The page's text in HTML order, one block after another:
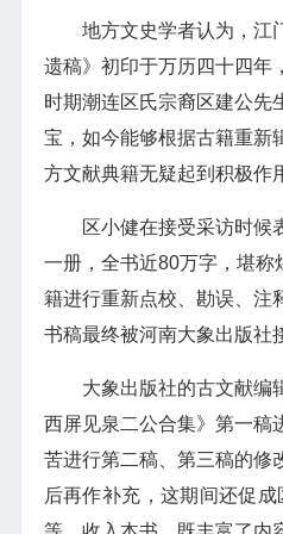
地方文史学者认为，江
遗稿》初印于万历四十四年
时期潮连区氏宗裔区建公先
宝，如今能够根据古籍重新
方文献典籍无疑起到积极作
区小健在接受采访时候
一册，全书近80万字，堪
籍进行重新点校、勘误、注
书稿最终被河南大象出版社
大象出版社的古文献编
西屏见泉二公合集》第一稿
苦进行第二稿、第三稿的修
后再作补充，这期间还促